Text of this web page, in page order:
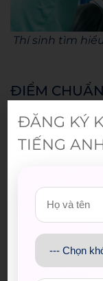
Thí sinh tìm
ĐIỂM
TĂNG
Dù xu hướng
Tiến sĩ Nguyễn
hiện có, điểm
“nóng” thuộc
Công nghiệp
nhẹ như: kỹ
ĐĂNG KÝ
TIẾNG